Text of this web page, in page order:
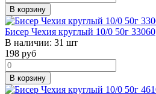
В корзину
Бисер Чехия круглый 10/0 50г 33060
В наличии: 31 шт
198 руб
В корзину